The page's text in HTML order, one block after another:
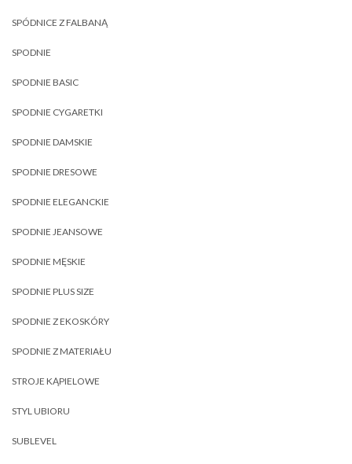
SPÓDNICE Z FALBANĄ
SPODNIE
SPODNIE BASIC
SPODNIE CYGARETKI
SPODNIE DAMSKIE
SPODNIE DRESOWE
SPODNIE ELEGANCKIE
SPODNIE JEANSOWE
SPODNIE MĘSKIE
SPODNIE PLUS SIZE
SPODNIE Z EKOSKÓRY
SPODNIE Z MATERIAŁU
STROJE KĄPIELOWE
STYL UBIORU
SUBLEVEL